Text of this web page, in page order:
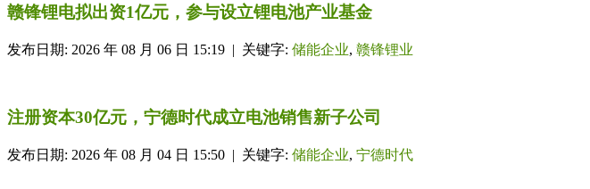
赣锋锂电拟出资1亿元，参与设立锂电池产业基金
发布日期: 2026 年 08 月 06 日 15:19 | 关键字: 储能企业, 赣锋锂业
注册资本30亿元，宁德时代成立电池销售新子公司
发布日期: 2026 年 08 月 04 日 15:50 | 关键字: 储能企业, 宁德时代